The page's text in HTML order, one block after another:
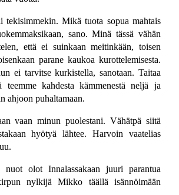
tekisimmekin. Mikä tuota sopua mahtais
sano. Minä tässä vähän
että ei suinkaan meitinkään, toisen
parane kaukoa kurottelemisesta.
ei tarvitse kurkistella, sanotaan. Taitaa
teemme kahdesta kämmenestä neljä ja
ahjoon puhaltamaan.
vaan minun puolestani. Vähätpä siitä
hyötyä lähtee. Harvoin vaatelias
olot Innalassakaan juuri parantua
nylkijä Mikko täällä isännöimään